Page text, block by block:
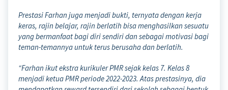
Prestasi Farhan juga menjadi bukti, ternyata dengan kerja
keras, rajin belajar, rajin berlatih bisa menghasilkan sesuatu
yang bermanfaat bagi diri sendiri dan sebagai motivasi bagi
teman-temannya untuk terus berusaha dan berlatih.
“Farhan ikut ekstra kurikuler PMR sejak kelas 7. Kelas 8
menjadi ketua PMR periode 2022-2023. Atas prestasinya, dia